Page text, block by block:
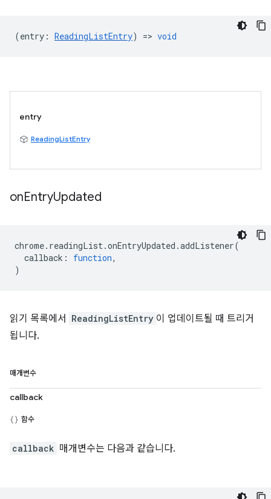
(entry : ReadingListEntry) => void
entry
ReadingListEntry
onEntryUpdated
chrome. readingList .onEntryUpdated .addListener(
callback : function,
)
읽기 목록에서 ReadingListEntry 이 업데이트될 때 트리거
됩니다.
매개변수
callback
함수
callback 매개변수는 다음과 같습니다.